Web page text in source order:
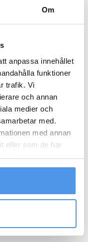
Om
anpassa innehållet
funktioner
trafik. Vi
och annan
medier och
med.
med annan
eller som de har